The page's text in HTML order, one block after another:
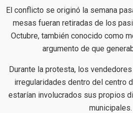
El conflicto se originó la semana
mesas fueran retiradas de los
Octubre, también conocido como
argumento de que
Durante la protesta, los
irregularidades dentro del centro
estarían involucrados sus propios
municipales.